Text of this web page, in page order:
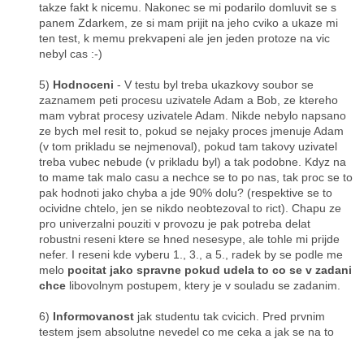
takze fakt k nicemu. Nakonec se mi podarilo domluvit se s
panem Zdarkem, ze si mam prijit na jeho cviko a ukaze mi
ten test, k memu prekvapeni ale jen jeden protoze na vic
nebyl cas :-)
5) Hodnoceni - V testu byl treba ukazkovy soubor se
zaznamem peti procesu uzivatele Adam a Bob, ze ktereho
mam vybrat procesy uzivatele Adam. Nikde nebylo napsano
ze bych mel resit to, pokud se nejaky proces jmenuje Adam
(v tom prikladu se nejmenoval), pokud tam takovy uzivatel
treba vubec nebude (v prikladu byl) a tak podobne. Kdyz na
to mame tak malo casu a nechce se to po nas, tak proc se to
pak hodnoti jako chyba a jde 90% dolu? (respektive se to
ocividne chtelo, jen se nikdo neobtezoval to rict). Chapu ze
pro univerzalni pouziti v provozu je pak potreba delat
robustni reseni ktere se hned nesesype, ale tohle mi prijde
nefer. I reseni kde vyberu 1., 3., a 5., radek by se podle me
melo pocitat jako spravne pokud udela to co se v zadani
chce libovolnym postupem, ktery je v souladu se zadanim.
6) Informovanost jak studentu tak cvicich. Pred prvnim
testem jsem absolutne nevedel co me ceka a jak se na to